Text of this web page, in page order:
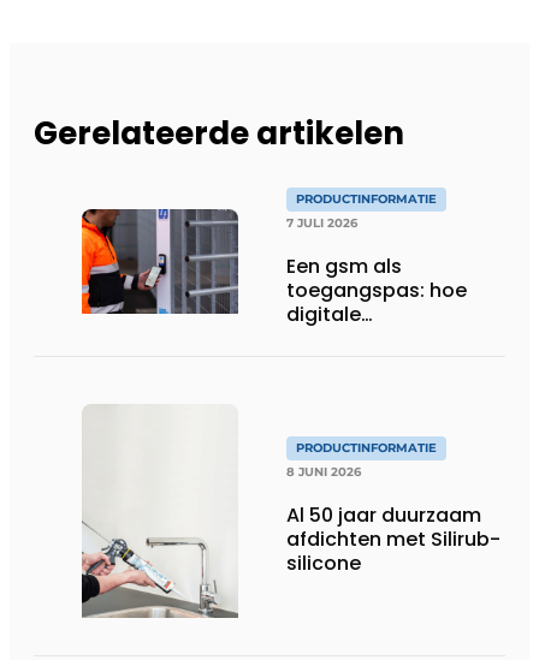
Gerelateerde artikelen
PRODUCTINFORMATIE
7 JULI 2026
Een gsm als
toegangspas: hoe
digitale
PRODUCTINFORMATIE
8 JUNI 2026
Al 50 jaar duurzaam
afdichten met Silirub-
silicone